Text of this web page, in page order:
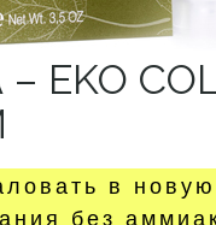
EKO
в новую
без